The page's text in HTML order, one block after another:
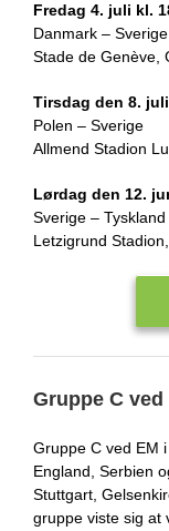
Fredag 4. juli kl.
Danmark – Sverige
Stade de Genève,
Tirsdag den 8.
Polen – Sverige
Allmend Stadion
Lørdag den 12.
Sverige – Tyskland
Letzigrund
Gruppe C
Gruppe C ved EM
England, Serbien
Stuttgart,
gruppe viste sig